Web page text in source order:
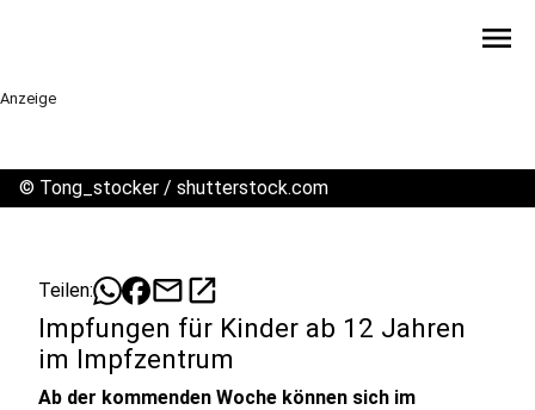
menu
Anzeige
© Tong_stocker / shutterstock.com
Teilen: mailopen_in_new
Impfungen für Kinder ab 12 Jahren
im Impfzentrum
Ab der kommenden Woche können sich im